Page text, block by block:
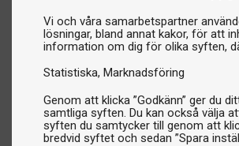
Vi och våra samarbetspartner
lösningar, bland annat kakor, för att
information om dig för olika syften,
Statistiska Marknadsföring
Genom att klicka ”Godkänn” ger du
samtliga syften. Du kan också välja
syften du samtycker till genom att
bredvid syftet och sedan ”Spara